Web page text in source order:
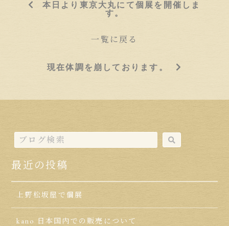
本日より東京大丸にて個展を開催しま
す。
一覧に戻る
現在体調を崩しております。
最近の投稿
上野松坂屋で個展
kano 日本国内での販売について